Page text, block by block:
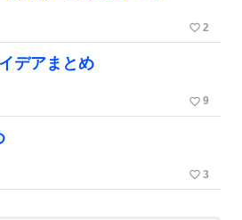
favorite_border 2
デアまとめ
favorite_border 9
favorite_border 3